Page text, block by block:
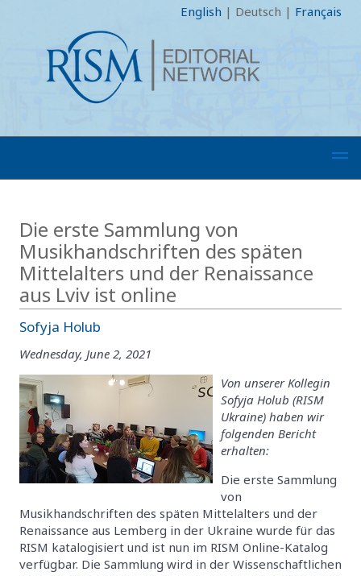
English | Deutsch | Français
Die erste Sammlung von
Musikhandschriften des späten
Mittelalters und der Renaissance
aus Lviv ist online
Sofyja Holub
Wednesday, June 2, 2021
Von unserer Kollegin
Sofyja Holub (RISM
Ukraine) haben wir
folgenden Bericht
erhalten:
Die erste Sammlung
von
Musikhandschriften des späten Mittelalters und der
Renaissance aus Lemberg in der Ukraine wurde für das
RISM katalogisiert und ist nun im RISM Online-Katalog
verfügbar. Die Sammlung wird in der Wissenschaftlichen